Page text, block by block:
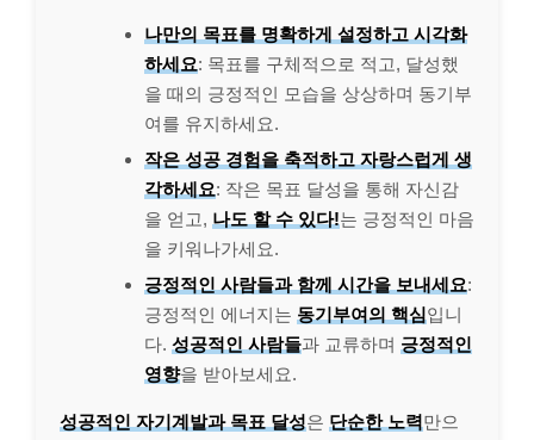
나만의 목표를 명확하게 설정하고 시각화
하세요: 목표를 구체적으로 적고, 달성했
을 때의 긍정적인 모습을 상상하며 동기부
여를 유지하세요.
작은 성공 경험을 축적하고 자랑스럽게 생
각하세요: 작은 목표 달성을 통해 자신감
을 얻고, 나도 할 수 있다!는 긍정적인 마음
을 키워나가세요.
긍정적인 사람들과 함께 시간을 보내세요:
긍정적인 에너지는 동기부여의 핵심입니
다. 성공적인 사람들과 교류하며 긍정적인
영향을 받아보세요.
성공적인 자기계발과 목표 달성은 단순한 노력만으